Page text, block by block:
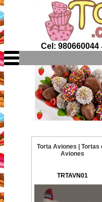
Cel: 980660044
Torta Aviones | Tortas
Aviones
TRTAVN01